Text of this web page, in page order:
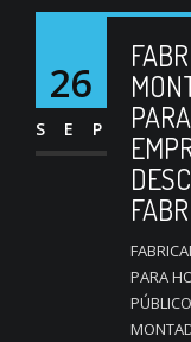
26
SEP
PARA